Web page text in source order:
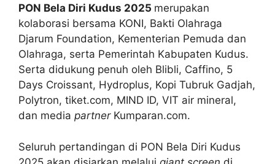
PON Bela Diri Kudus 2025 merupakan
kolaborasi bersama KONI, Bakti Olahraga
Djarum Foundation, Kementerian Pemuda dan
Olahraga, serta Pemerintah Kabupaten Kudus.
Serta didukung penuh oleh Blibli, Caffino, 5
Days Croissant, Hydroplus, Kopi Tubruk Gadjah,
Polytron, tiket.com, MIND ID, VIT air mineral,
dan media partner Kumparan.com.
Seluruh pertandingan di PON Bela Diri Kudus